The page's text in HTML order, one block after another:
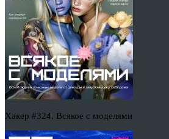
Хакер #324. Всякое с моделями